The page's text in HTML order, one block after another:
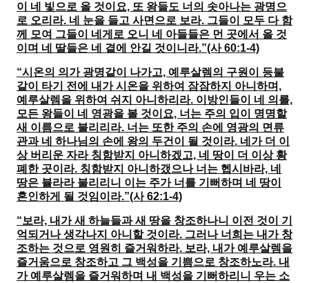
이 네 빛으로 올 것이요, 또 왕들도 너의 솟아나는 광명으
로 오리라. 네 눈을 들고 사면으로 보라. 그들이 모두 다 함
께 모여 그들이 네게로 오니 네 아들들은 먼 곳에서 올 것
이며 네 딸들은 네 곁에 안길 것이니라.”(사 60:1-4)
“시온의 의가 광명같이 나가고, 예루살렘의 구원이 등불
같이 타기 전에 내가 시온을 위하여 잠잠하지 아니하며,
예루살렘을 위하여 쉬지 아니하리라. 이방인들이 네 의를,
모든 왕들이 네 영광을 볼 것이요, 너는 주의 입이 명명할
새 이름으로 불리리라. 너는 또한 주의 손에 영광의 면류
관과 네 하나님의 손에 왕의 두건이 될 것이라. 네가 더 이
상 버리운 자라 칭함받지 아니하겠고, 네 땅이 더 이상 황
폐한 곳이라. 칭함받지 아니하갰으나 너는 헵시바라, 네
땅은 뷸라라 불리리니 이는 주가 너를 기뻐하며 네 땅이
혼인하게 될 것임이라.”(사 62:1-4)
“보라, 내가 새 하늘들과 새 땅을 창조하나니 이전 것이 기
억되거나 생각나지 아니할 것이라. 그러나 너희는 내가 창
조하는 것으로 영원히 즐거워하라. 보라, 내가 예루살렘을
즐거움으로 창조하고 그 백성을 기쁨으로 창조하노라. 내
가 예루살렘을 즐거워하며 내 백성을 기뻐하리니 우는 소